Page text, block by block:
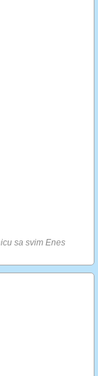
sa svim Enes